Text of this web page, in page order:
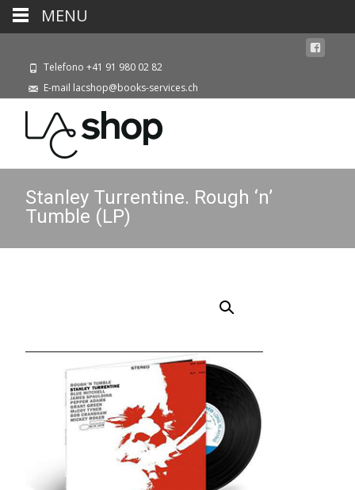
Telefono +41 91 980 02 82
E-mail lacshop@books-services.ch
Stanley Turrentine. Rough ‘n’
Tumble (LP)
MENU